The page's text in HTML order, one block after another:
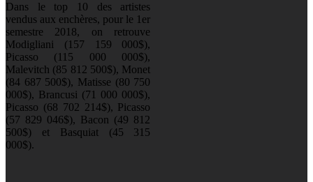
Dans le top 10 des artistes
vendus aux enchères, pour le 1er
semestre 2018, on retrouve
Modigliani (157 159 000$),
Picasso (115 000 000$),
Malevitch (85 812 500$), Monet
(84 687 500$), Matisse (80 750
000$), Brancusi (71 000 000$),
Picasso (68 702 214$), Picasso
(57 829 046$), Bacon (49 812
500$) et Basquiat (45 315
000$).